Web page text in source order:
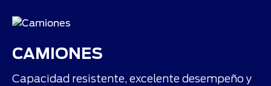
CAMIONES
Capacidad resistente, excelente desempeño y